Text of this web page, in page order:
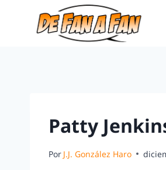
Patty
Por J.J. González Haro